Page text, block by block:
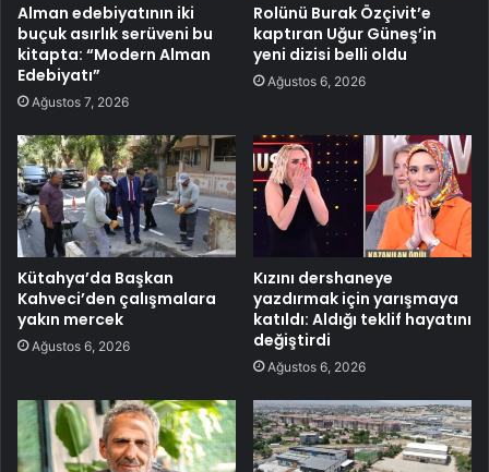
Alman edebiyatının iki
buçuk asırlık serüveni bu
kitapta: “Modern Alman
Edebiyatı”
Ağustos 7, 2026
Rolünü Burak Özçivit’e
kaptıran Uğur Güneş’in
yeni dizisi belli oldu
Ağustos 6, 2026
Kütahya’da Başkan
Kahveci’den çalışmalara
yakın mercek
Ağustos 6, 2026
Kızını dershaneye
yazdırmak için yarışmaya
katıldı: Aldığı teklif hayatını
değiştirdi
Ağustos 6, 2026